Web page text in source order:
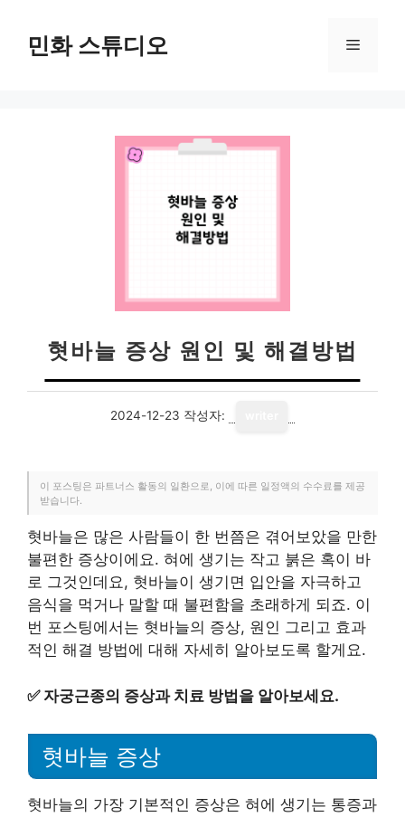
민화 스튜디오 메
혓바늘 증상 원인 및 해결방법
2024-12-23 작성자:
이 포스팅은 파트너스 활동의 일환으로, 이에 따른 일정액의 수수료를 제공
받습니다.
혓바늘은 많은 사람들이 한 번쯤은 겪어보았을 만한
불편한 증상이에요. 혀에 생기는 작고 붉은 혹이 바
로 그것인데요, 혓바늘이 생기면 입안을 자극하고
음식을 먹거나 말할 때 불편함을 초래하게 되죠. 이
번 포스팅에서는 혓바늘의 증상, 원인 그리고 효과
적인 해결 방법에 대해 자세히 알아보도록 할게요.
✅ 자궁근종의 증상과 치료 방법을 알아보세요.
혓바늘 증상
혓바늘의 가장 기본적인 증상은 혀에 생기는 통증과